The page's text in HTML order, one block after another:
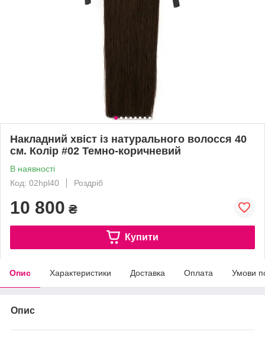
Накладний хвіст із натурального волосся 40
см. Колір #02 Темно-коричневий
В наявності
Код: 02hpl40
Роздріб
10 800 ₴
Купити
Опис Характеристики Доставка Оплата Умови
Опис